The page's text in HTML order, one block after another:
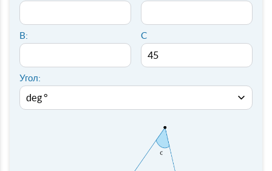
B: C
Угол: